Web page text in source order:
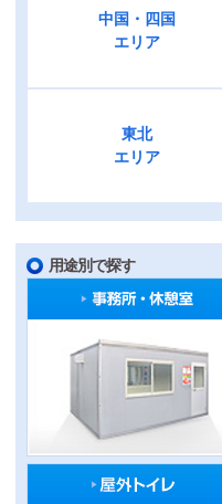
中国・四国
エリア
東北
エリア
用途別で探す